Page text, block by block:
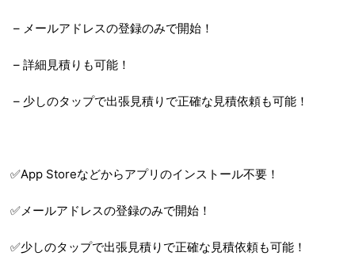
– メールアドレスの登録のみで開始！
– 詳細見積りも可能！
– 少しのタップで出張見積りで正確な見積依頼も可能！
✅App Storeなどからアプリのインストール不要！
✅メールアドレスの登録のみで開始！
✅少しのタップで出張見積りで正確な見積依頼も可能！